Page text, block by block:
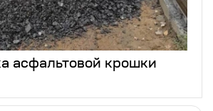
асфальтовой крошки